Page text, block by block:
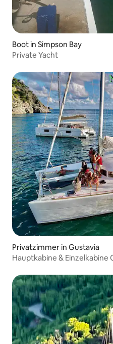
Boot in Simpson Bay
Private Yacht
Privatzimmer in Gustavia
Hauptkabine & Einzelkabine